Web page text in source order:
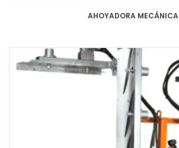
AHOYADORA MECÁNICA